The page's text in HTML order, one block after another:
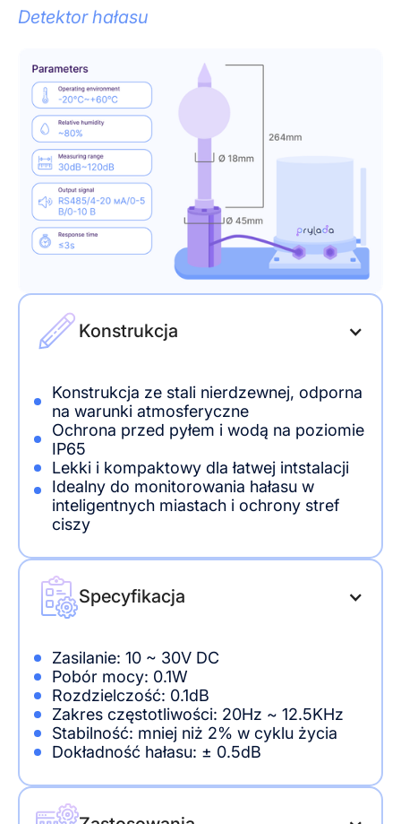
Detektor hałasu
Konstrukcja
Konstrukcja ze stali nierdzewnej, odporna
na warunki atmosferyczne
Ochrona przed pyłem i wodą na poziomie
IP65
Lekki i kompaktowy dla łatwej intstalacji
Idealny do monitorowania hałasu w
inteligentnych miastach i ochrony stref
ciszy
Specyfikacja
Zasilanie: 10 ~ 30V DC
Pobór mocy: 0.1W
Rozdzielczość: 0.1dB
Zakres częstotliwości: 20Hz ~ 12.5KHz
Stabilność: mniej niż 2% w cyklu życia
Dokładność hałasu: ± 0.5dB